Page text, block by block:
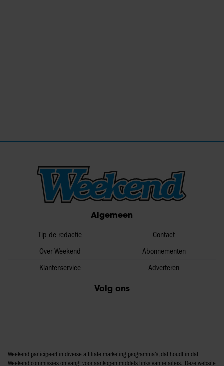
Algemeen
Tip de redactie
Over Weekend
Klantenservice
Contact
Abonnementen
Adverteren
Volg ons
Weekend participeert in diverse affiliate marketing programma’s, dat houdt in dat
Weekend commissies ontvangt voor aankopen middels links van retailers. Deze website